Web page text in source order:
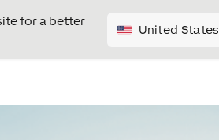
for a better
United States